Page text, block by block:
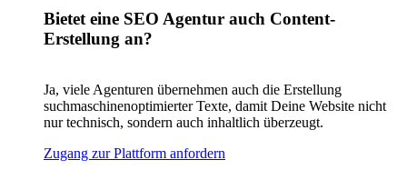
Bietet eine SEO Agentur auch Content-
Erstellung an?
Ja, viele Agenturen übernehmen auch die Erstellung
suchmaschinenoptimierter Texte, damit Deine Website nicht
nur technisch, sondern auch inhaltlich überzeugt.
Zugang zur Plattform anfordern